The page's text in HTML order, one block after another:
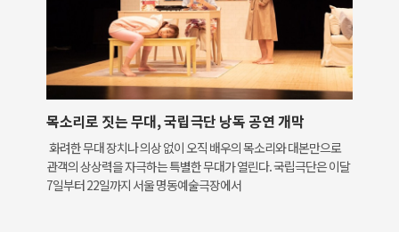
목소리로 짓는 무대, 국립극단 낭독 공연 개막
화려한 무대 장치나 의상 없이 오직 배우의 목소리와 대본만으로
관객의 상상력을 자극하는 특별한 무대가 열린다. 국립극단은 이달
7일부터 22일까지 서울 명동예술극장에서